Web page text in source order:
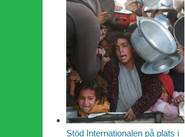
Stöd Internationalen på plats i